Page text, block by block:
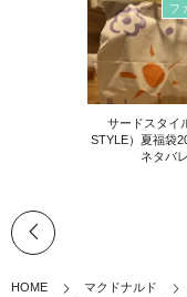
フ
サードスタイ
STYLE）夏福袋
ネタバレ
HOME マクドナルド